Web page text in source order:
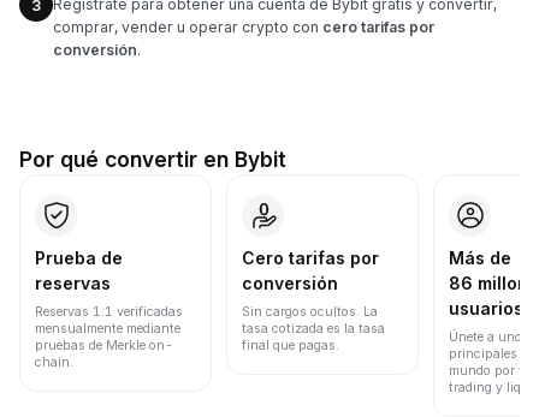
3
Regístrate para obtener una cuenta de Bybit gratis y convertir,
comprar, vender u operar crypto con cero tarifas por
conversión.
Por qué convertir en Bybit
Prueba de
reservas
Reservas 1:1 verificadas
mensualmente mediante
pruebas de Merkle on-
chain.
Cero tarifas por
conversión
Sin cargos ocultos. La
tasa cotizada es la tasa
final que pagas.
Más de
86
usuarios
Únete a uno
principales
mundo por
trading y